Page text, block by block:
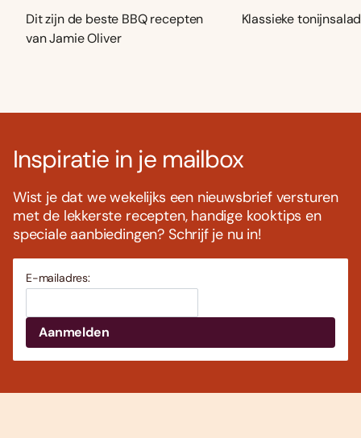
Dit zijn de beste BBQ recepten
van Jamie Oliver
Klassieke
Inspiratie in je mailbox
Wist je dat we wekelijks een nieuwsbrief versturen
met de lekkerste recepten, handige kooktips en
speciale aanbiedingen? Schrijf je nu in!
E-mailadres: